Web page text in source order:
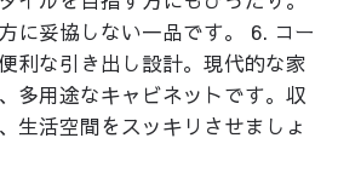
に妥協しない一品です。 6. コー
利な引き出し設計。現代的な家
多用途なキャビネットです。収
生活空間をスッキリさせましょ